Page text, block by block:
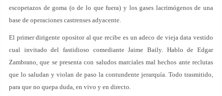
escopetazos de goma (o de lo que fuera) y los gases lacrimógenos de una
base de operaciones castrenses adyacente.
El primer dirigente opositor al que recibe es un adeco de vieja data vestido
cual invitado del fastidioso comediante Jaime Baily. Hablo de Edgar
Zambrano, que se presenta con saludos marciales mal hechos ante reclutas
que lo saludan y violan de paso la contundente jerarquía. Todo trasmitido,
para que no quepa duda, en vivo y en directo.